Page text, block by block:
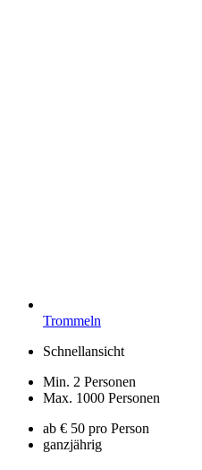
Trommeln
Schnellansicht
Min. 2 Personen
Max. 1000 Personen
ab € 50 pro Person
ganzjährig